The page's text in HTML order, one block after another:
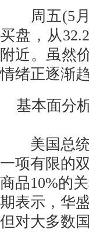
周五(5月9
买盘，从
附近。虽然
情绪正逐渐
基本面分
美国总统
一项有限的
商品10%的
期表示，华
但对大多数